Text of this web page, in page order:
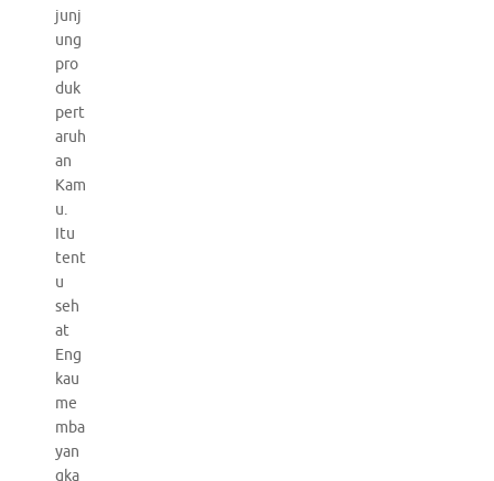
junj
ung
pro
duk
pert
aruh
an
Kam
u.
Itu
tent
u
seh
at
Eng
kau
me
mba
yan
gka